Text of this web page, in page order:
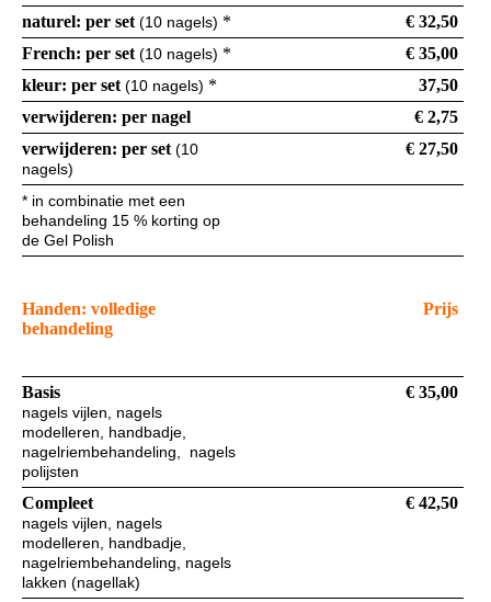
naturel: per set (10 nagels) *
€ 32,50
French: per set (10 nagels) *
€ 35,00
kleur: per set (10 nagels) *
37,50
verwijderen: per nagel
€ 2,75
verwijderen: per set (10
nagels)
€ 27,50
* in combinatie met een
behandeling 15 % korting op
de Gel Polish
Handen: volledige
behandeling
Prijs
Basis
nagels vijlen, nagels
modelleren, handbadje,
nagelriembehandeling, nagels
polijsten
€ 35,00
Compleet
nagels vijlen, nagels
modelleren, handbadje,
nagelriembehandeling, nagels
lakken (nagellak)
€ 42,50